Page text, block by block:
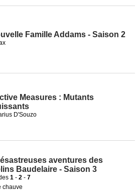
Famille Addams - Saison 2
Measures : Mutants
D'Souzo
aventures des
Baudelaire - Saison 3
1 - 2 - 7
chauve